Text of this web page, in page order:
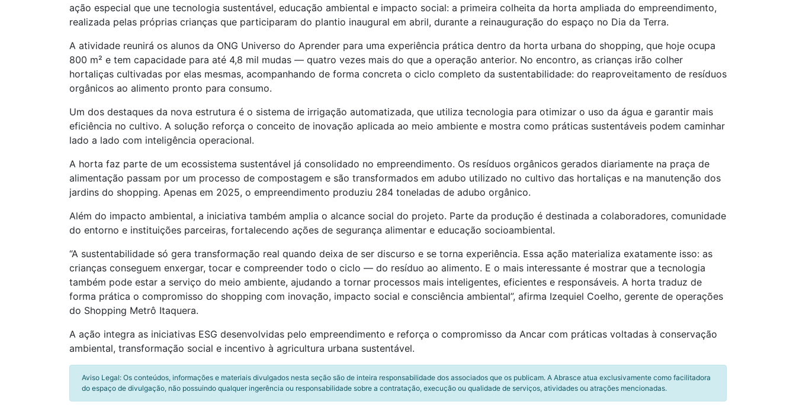
ação especial que une tecnologia sustentável, educação ambiental e impacto social: a primeira colheita da horta ampliada do empreendimento,
realizada pelas próprias crianças que participaram do plantio inaugural em abril, durante a reinauguração do espaço no Dia da Terra.
A atividade reunirá os alunos da ONG Universo do Aprender para uma experiência prática dentro da horta urbana do shopping, que hoje ocupa
800 m² e tem capacidade para até 4,8 mil mudas — quatro vezes mais do que a operação anterior. No encontro, as crianças irão colher
hortaliças cultivadas por elas mesmas, acompanhando de forma concreta o ciclo completo da sustentabilidade: do reaproveitamento de resíduos
orgânicos ao alimento pronto para consumo.
Um dos destaques da nova estrutura é o sistema de irrigação automatizada, que utiliza tecnologia para otimizar o uso da água e garantir mais
eficiência no cultivo. A solução reforça o conceito de inovação aplicada ao meio ambiente e mostra como práticas sustentáveis podem caminhar
lado a lado com inteligência operacional.
A horta faz parte de um ecossistema sustentável já consolidado no empreendimento. Os resíduos orgânicos gerados diariamente na praça de
alimentação passam por um processo de compostagem e são transformados em adubo utilizado no cultivo das hortaliças e na manutenção dos
jardins do shopping. Apenas em 2025, o empreendimento produziu 284 toneladas de adubo orgânico.
Além do impacto ambiental, a iniciativa também amplia o alcance social do projeto. Parte da produção é destinada a colaboradores, comunidade
do entorno e instituições parceiras, fortalecendo ações de segurança alimentar e educação socioambiental.
“A sustentabilidade só gera transformação real quando deixa de ser discurso e se torna experiência. Essa ação materializa exatamente isso: as
crianças conseguem enxergar, tocar e compreender todo o ciclo — do resíduo ao alimento. E o mais interessante é mostrar que a tecnologia
também pode estar a serviço do meio ambiente, ajudando a tornar processos mais inteligentes, eficientes e responsáveis. A horta traduz de
forma prática o compromisso do shopping com inovação, impacto social e consciência ambiental”, afirma Izequiel Coelho, gerente de operações
do Shopping Metrô Itaquera.
A ação integra as iniciativas ESG desenvolvidas pelo empreendimento e reforça o compromisso da Ancar com práticas voltadas à conservação
ambiental, transformação social e incentivo à agricultura urbana sustentável.
Aviso Legal: Os conteúdos, informações e materiais divulgados nesta seção são de inteira responsabilidade dos associados que os publicam. A Abrasce atua exclusivamente como facilitadora
do espaço de divulgação, não possuindo qualquer ingerência ou responsabilidade sobre a contratação, execução ou qualidade de serviços, atividades ou atrações mencionadas.